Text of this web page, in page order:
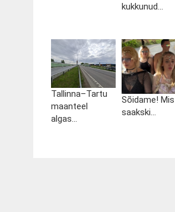
kukkunud...
Tallinna–Tartu
maanteel
algas...
Sõidame! Mis
saakski...